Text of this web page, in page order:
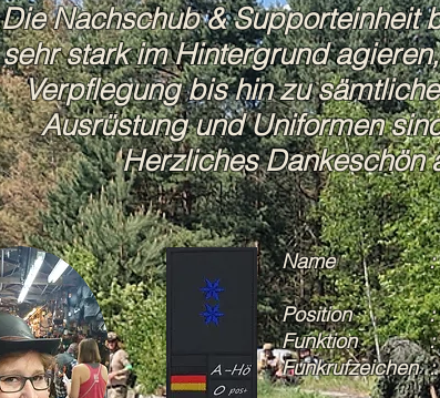
Die Nachschub & Supporteinheit
sehr stark im Hintergrund
Verpflegung bis hin zu
Ausrüstung und Uniformen
Herzliches Dankeschön
Name : A-
Position :
Funktion :
Funkrufzeichen :